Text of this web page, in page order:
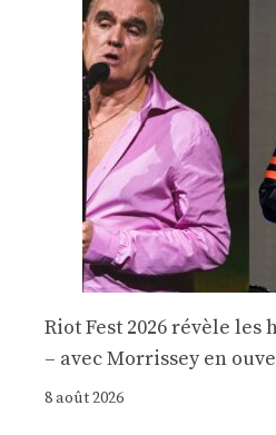
Riot Fest 2026 révèle les
– avec Morrissey en
8 août 2026